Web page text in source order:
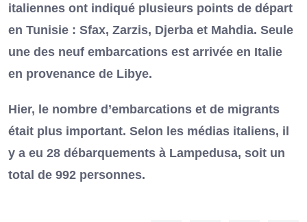
italiennes ont indiqué plusieurs points de départ
en Tunisie : Sfax, Zarzis, Djerba et Mahdia. Seule
une des neuf embarcations est arrivée en Italie
en provenance de Libye.
Hier, le nombre d’embarcations et de migrants
était plus important. Selon les médias italiens, il
y a eu 28 débarquements à Lampedusa, soit un
total de 992 personnes.